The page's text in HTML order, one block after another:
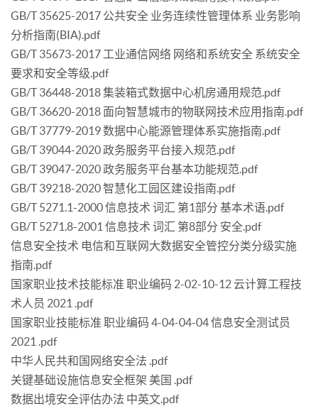
GB/T 35625-2017 公共安全 业务连续性管理体系 业务影响
分析指南(BIA).pdf
GB/T 35673-2017 工业通信网络 网络和系统安全 系统安全
要求和安全等级.pdf
GB/T 36448-2018 集装箱式数据中心机房通用规范.pdf
GB/T 36620-2018 面向智慧城市的物联网技术应用指南.pdf
GB/T 37779-2019 数据中心能源管理体系实施指南.pdf
GB/T 39044-2020 政务服务平台接入规范.pdf
GB/T 39047-2020 政务服务平台基本功能规范.pdf
GB/T 39218-2020 智慧化工园区建设指南.pdf
GB/T 5271.1-2000 信息技术 词汇 第1部分 基本术语.pdf
GB/T 5271.8-2001 信息技术 词汇 第8部分 安全.pdf
信息安全技术 电信和互联网大数据安全管控分类分级实施
指南.pdf
国家职业技术技能标准 职业编码 2-02-10-12 云计算工程技
术人员 2021 .pdf
国家职业技能标准 职业编码 4-04-04-04 信息安全测试员
2021 .pdf
中华人民共和国网络安全法 .pdf
关键基础设施信息安全框架 美国 .pdf
数据出境安全评估办法 中英文.pdf